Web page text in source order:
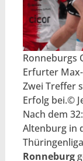
Ronneburgs
Erfurter
Zwei Treffer
Erfolg bei.©
Nach dem
Altenburg in
Ronneburg